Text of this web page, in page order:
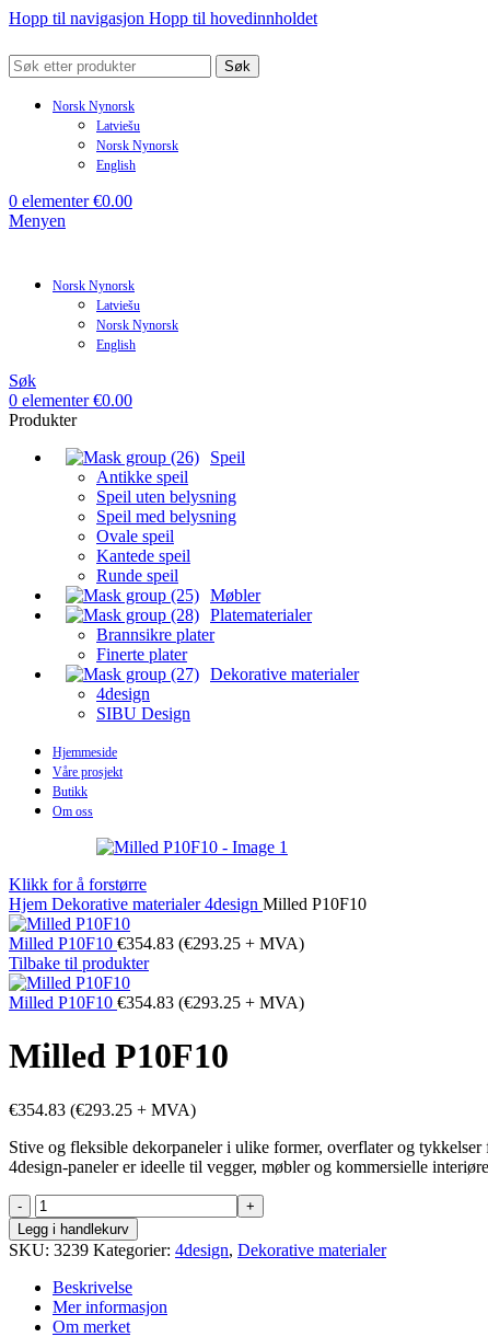
Hopp til navigasjon Hopp til hovedinnholdet
Søk
Norsk Nynorsk
Latviešu
Norsk Nynorsk
English
0 elementer €0.00
Menyen
Norsk Nynorsk
Latviešu
Norsk Nynorsk
English
Søk
0 elementer €0.00
Produkter
Speil
Antikke speil
Speil uten belysning
Speil med belysning
Ovale speil
Kantede speil
Runde speil
Møbler
Platematerialer
Brannsikre plater
Finerte plater
Dekorative materialer
4design
SIBU Design
Hjemmeside
Våre prosjekt
Butikk
Om oss
Klikk for å forstørre
Hjem Dekorative materialer4design Milled P10F10
Milled P10F10 €354.83 (€293.25 + MVA)
Tilbake til produkter
Milled P10F10 €354.83 (€293.25 + MVA)
Milled P10F10
€354.83 (€293.25 + MVA)
Stive og fleksible dekorpaneler i ulike former, overflater og tykkelser
4design-paneler er ideelle til vegger, møbler og kommersielle
Milled
P10F10
antall
Legg i handlekurv
SKU: 3239 Kategorier: 4design, Dekorative materialer
Beskrivelse
Mer informasjon
Om merket